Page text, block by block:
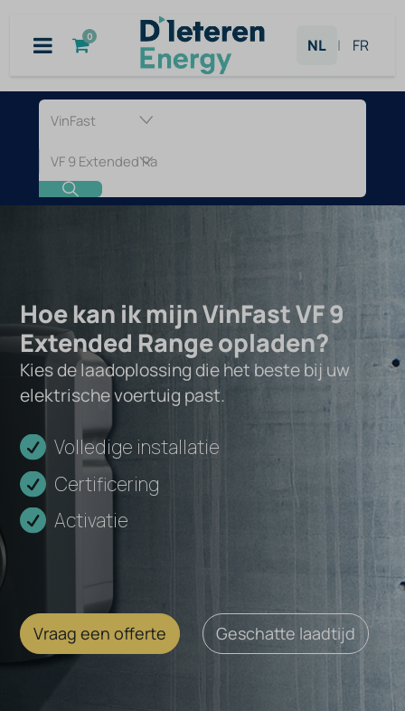
0 NL | FR
Laadpaal
voor
VinFast
9
Extended
Range
Hoe kan ik mijn VinFast VF 9
Extended Range opladen?
Kies de laadoplossing die het beste bij uw
elektrische voertuig past.
Volledige installatie
Certificering
Activatie
Vraag een offerte Geschatte laadtijd